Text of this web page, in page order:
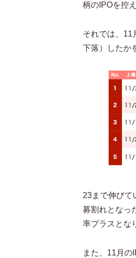
柄のIPOを控
それでは、11
下落）したか
23まで伸びて
募割れとなっ
率プラスとな
また、11月の